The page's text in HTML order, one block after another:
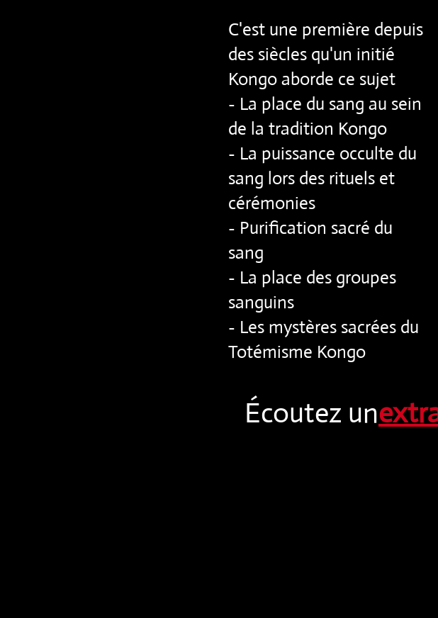
C'est une première depuis
des siècles qu'un initié
Kongo aborde ce sujet
- La place du sang au sein
de la tradition Kongo
- La puissance occulte du
sang lors des rituels et
cérémonies
- Purification sacré du
sang
- La place des groupes
sanguins
- Les mystères sacrées du
Totémisme Kongo
Écoutez un